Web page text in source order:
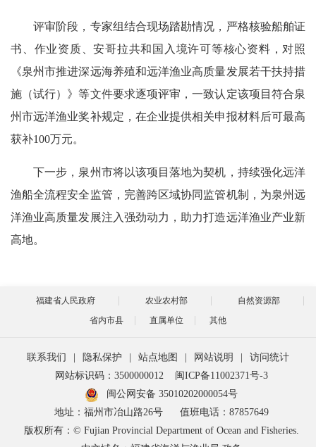
评审阶段，专家组结合现场踏勘情况，严格核验船舶证
书、作业资质、安哥拉共和国入境许可等核心资料，对照
《泉州市推进深远海养殖和远洋渔业高质量发展若干扶持措
施（试行）》等文件要求逐项评审，一致认定该项目符合泉
州市远洋渔业奖补规定，在企业提供相关申报材料后可最高
获补100万元。
下一步，泉州市将以该项目落地为契机，持续强化远洋
渔船全流程安全监管，完善跨区域协同监管机制，为泉州远
洋渔业高质量发展注入强劲动力，助力打造远洋渔业产业新
高地。
福建省人民政府 农业农村部
自然资源部
省内市县
直属单位 其他
联系我们 隐私保护 站点地图 网站说明
访问统计
网站标识码：3500000012
闽ICP备11002371号-3
闽公网安备 35010202000054号
地址：福州市冶山路26号
值班电话：87857649
版权所有：© Fujian Provincial Department of Ocean and Fisheries.